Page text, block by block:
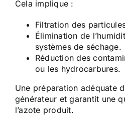
Cela implique :
Filtration des
Élimination de
systèmes de séchage.
Réduction des
ou les hydrocarbures.
Une préparation adéquate
générateur et garantit une
l’azote produit.